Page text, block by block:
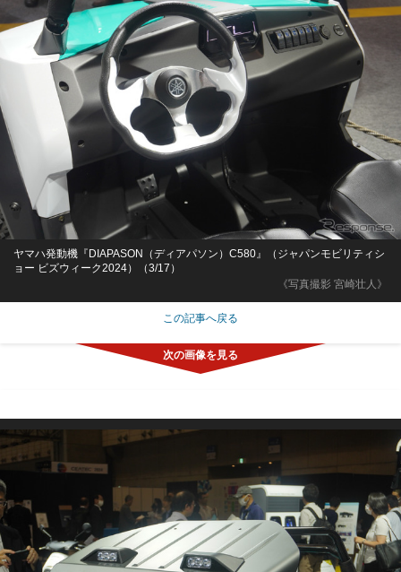
《写真撮影 宮崎壮人》
ヤマハ発動機『DIAPASON（ディアパソン）C580』（ジャパンモビリティシ
ョー ビズウィーク2024）（3/17）
この記事へ戻る